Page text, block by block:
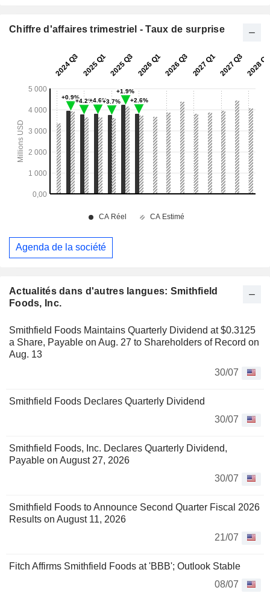
Actualités dans d'autres langues: Smithfield
Foods, Inc.
Smithfield Foods Maintains Quarterly Dividend at $0.3125
a Share, Payable on Aug. 27 to Shareholders of Record on
Aug. 13
30/07
Smithfield Foods Declares Quarterly Dividend
30/07
Smithfield Foods, Inc. Declares Quarterly Dividend,
Payable on August 27, 2026
30/07
Smithfield Foods to Announce Second Quarter Fiscal 2026
Results on August 11, 2026
21/07
Fitch Affirms Smithfield Foods at 'BBB'; Outlook Stable
08/07
Chiffre d'affaires trimestriel - Taux de surprise
Agenda de la société